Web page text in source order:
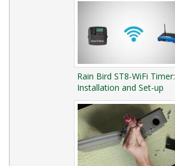
Rain Bird ST8-WiFi Timer:
Installation and Set-up